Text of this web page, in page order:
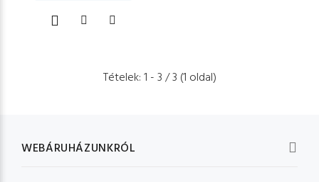
Tételek: 1 - 3 / 3 (1 oldal)
WEBÁRUHÁZUNKRÓL